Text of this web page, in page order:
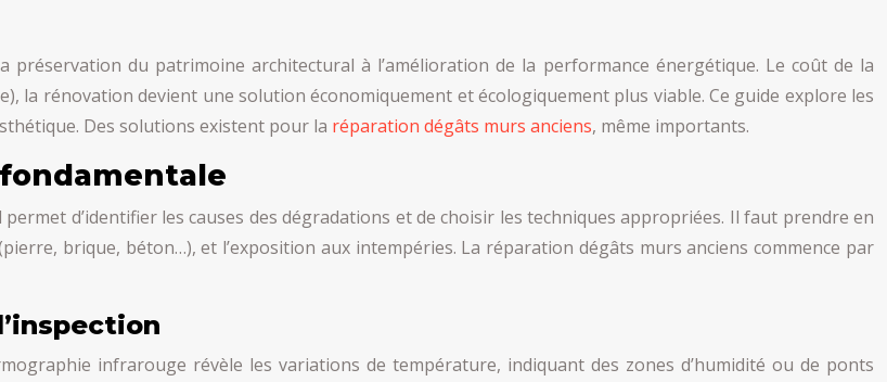
du patrimoine architectural à l’amélioration de la performance énergétique. Le coût de la
la rénovation devient une solution économiquement et écologiquement plus viable. Ce guide explore les
Des solutions existent pour la réparation dégâts murs anciens, même importants.
d’identifier les causes des dégradations et de choisir les techniques appropriées. Il faut prendre en
brique, béton…), et l’exposition aux intempéries. La réparation dégâts murs anciens commence par
infrarouge révèle les variations de température, indiquant des zones d’humidité ou de ponts